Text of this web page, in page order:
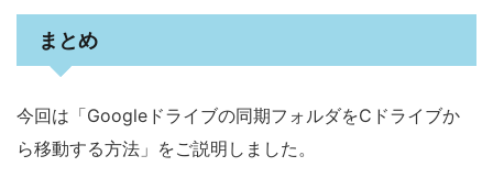
まとめ
今回は「Googleドライブの同期フォルダをCドライブか
ら移動する方法」をご説明しました。